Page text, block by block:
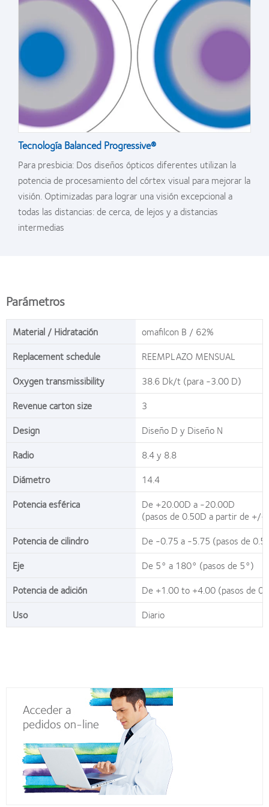
Tecnología Balanced Progressive®
Para presbicia: Dos diseños ópticos diferentes utilizan la
potencia de procesamiento del córtex visual para mejorar la
visión. Optimizadas para lograr una visión excepcional a
todas las distancias: de cerca, de lejos y a distancias
intermedias
Parámetros
Material / Hidratación
omafilcon B / 62%
Replacement schedule
REEMPLAZO MENSUAL
Oxygen transmissibility
38.6 Dk/t (para -3.00 D)
Revenue carton size
3
Design
Diseño D y Diseño N
Radio
8.4 y 8.8
Diámetro
14.4
Potencia esférica
De +20.00D a -20.00D
(pasos de 0.50D a partir de
Potencia de cilindro
De -0.75 a -5.75 (pasos de
Eje
De 5° a 180° (pasos de 5°)
Potencia de adición
De +1.00 to +4.00 (pasos de
Uso
Diario